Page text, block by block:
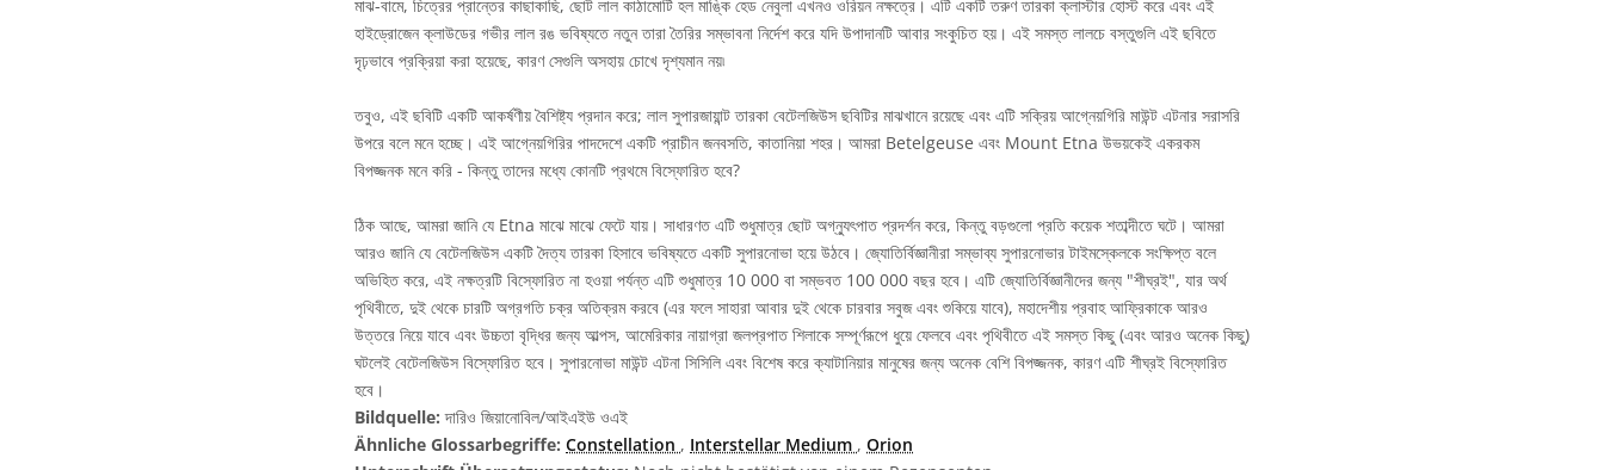
মাঝ-বামে, চিত্রের প্রান্তের কাছাকাছি, ছোট লাল কাঠামোটি হল মাঙ্কি হেড নেবুলা এখনও ওরিয়ন নক্ষত্রে। এটি একটি তরুণ তারকা ক্লাস্টার হোস্ট করে এবং এই
হাইড্রোজেন ক্লাউডের গভীর লাল রঙ ভবিষ্যতে নতুন তারা তৈরির সম্ভাবনা নির্দেশ করে যদি উপাদানটি আবার সংকুচিত হয়। এই সমস্ত লালচে বস্তুগুলি এই ছবিতে
দৃঢ়ভাবে প্রক্রিয়া করা হয়েছে, কারণ সেগুলি অসহায় চোখে দৃশ্যমান নয়৷
তবুও, এই ছবিটি একটি আকর্ষণীয় বৈশিষ্ট্য প্রদান করে; লাল সুপারজায়ান্ট তারকা বেটেলজিউস ছবিটির মাঝখানে রয়েছে এবং এটি সক্রিয় আগ্নেয়গিরি মাউন্ট এটনার সরাসরি
উপরে বলে মনে হচ্ছে। এই আগ্নেয়গিরির পাদদেশে একটি প্রাচীন জনবসতি, কাতানিয়া শহর। আমরা Betelgeuse এবং Mount Etna উভয়কেই একরকম
বিপজ্জনক মনে করি - কিন্তু তাদের মধ্যে কোনটি প্রথমে বিস্ফোরিত হবে?
ঠিক আছে, আমরা জানি যে Etna মাঝে মাঝে ফেটে যায়। সাধারণত এটি শুধুমাত্র ছোট অগ্ন্যুৎপাত প্রদর্শন করে, কিন্তু বড়গুলো প্রতি কয়েক শতাব্দীতে ঘটে। আমরা
আরও জানি যে বেটেলজিউস একটি দৈত্য তারকা হিসাবে ভবিষ্যতে একটি সুপারনোভা হয়ে উঠবে। জ্যোতির্বিজ্ঞানীরা সম্ভাব্য সুপারনোভার টাইমস্কেলকে সংক্ষিপ্ত বলে
অভিহিত করে, এই নক্ষত্রটি বিস্ফোরিত না হওয়া পর্যন্ত এটি শুধুমাত্র 10 000 বা সম্ভবত 100 000 বছর হবে। এটি জ্যোতির্বিজ্ঞানীদের জন্য "শীঘ্রই", যার অর্থ
পৃথিবীতে, দুই থেকে চারটি অগ্রগতি চক্র অতিক্রম করবে (এর ফলে সাহারা আবার দুই থেকে চারবার সবুজ এবং শুকিয়ে যাবে), মহাদেশীয় প্রবাহ আফ্রিকাকে আরও
উত্তরে নিয়ে যাবে এবং উচ্চতা বৃদ্ধির জন্য আল্পস, আমেরিকার নায়াগ্রা জলপ্রপাত শিলাকে সম্পূর্ণরূপে ধুয়ে ফেলবে এবং পৃথিবীতে এই সমস্ত কিছু (এবং আরও অনেক কিছু)
ঘটলেই বেটেলজিউস বিস্ফোরিত হবে। সুপারনোভা মাউন্ট এটনা সিসিলি এবং বিশেষ করে ক্যাটানিয়ার মানুষের জন্য অনেক বেশি বিপজ্জনক, কারণ এটি শীঘ্রই বিস্ফোরিত
হবে।
Bildquelle: দারিও জিয়ানোবিল/আইএইউ ওএই
Ähnliche Glossarbegriffe: Constellation , Interstellar Medium , Orion